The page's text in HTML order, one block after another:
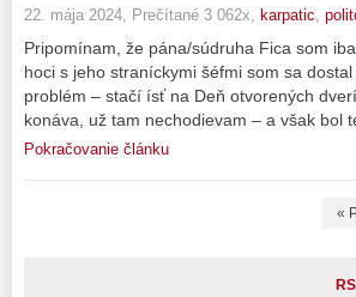
22. mája 2024, Prečítané 3 062x, karpatic,
Pripomínam, že pána/súdruha Fica som
hoci s jeho straníckymi šéfmi som sa
problém – stačí ísť na Deň otvorených
konáva, už tam nechodievam – a však bol
Pokračovanie článku
«